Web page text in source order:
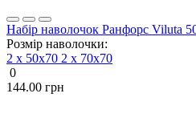
Набір наволочок Ранфорс Viluta
Розмір наволочки:
2 х 50х70 2 х 70х70
0
144.00 грн